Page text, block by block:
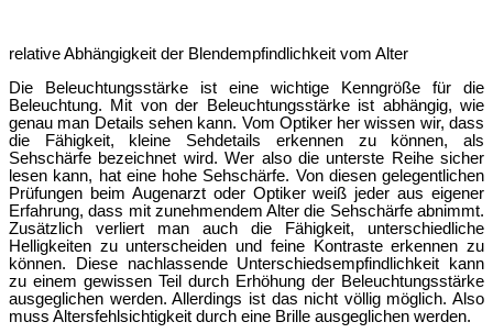
relative Abhängigkeit der Blendempfindlichkeit vom Alter
Die Beleuchtungsstärke ist eine wichtige Kenngröße für die
Beleuchtung. Mit von der Beleuchtungsstärke ist abhängig, wie
genau man Details sehen kann. Vom Optiker her wissen wir, dass
die Fähigkeit, kleine Sehdetails erkennen zu können, als
Sehschärfe bezeichnet wird. Wer also die unterste Reihe sicher
lesen kann, hat eine hohe Sehschärfe. Von diesen gelegentlichen
Prüfungen beim Augenarzt oder Optiker weiß jeder aus eigener
Erfahrung, dass mit zunehmendem Alter die Sehschärfe abnimmt.
Zusätzlich verliert man auch die Fähigkeit, unterschiedliche
Helligkeiten zu unterscheiden und feine Kontraste erkennen zu
können. Diese nachlassende Unterschiedsempfindlichkeit kann
zu einem gewissen Teil durch Erhöhung der Beleuchtungsstärke
ausgeglichen werden. Allerdings ist das nicht völlig möglich. Also
muss Altersfehlsichtigkeit durch eine Brille ausgeglichen werden.